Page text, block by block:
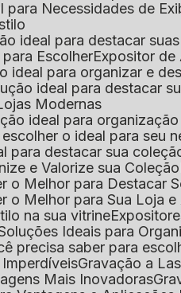
para Necessidades de
ideal para destacar
Escolher Expositor
ideal para organizar e
ideal para destacar
Modernas
ideal para
o ideal para seu
para destacar sua
e Valorize sua Coleção
o Melhor para Destacar
o Melhor para Sua Loja
na sua vitrine
Ideais para
precisa saber para
Imperdíveis
Gravação a
Mais Inovadoras